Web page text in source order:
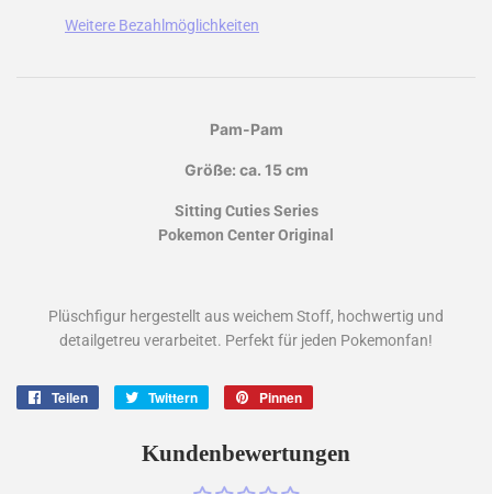
Weitere Bezahlmöglichkeiten
Pam-Pam
Größe: ca. 15 cm
Sitting Cuties Series
Pokemon Center Original
Plüschfigur hergestellt aus weichem Stoff, hochwertig und
detailgetreu verarbeitet. Perfekt für jeden Pokemonfan!
Teilen Twittern
twittern
Pinnen
pinnen
Kundenbewertungen